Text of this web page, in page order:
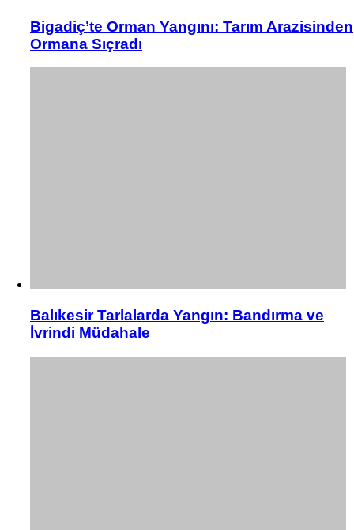
Bigadiç’te Orman Yangını: Tarım Arazisinden
Ormana Sıçradı
Balıkesir Tarlalarda Yangın: Bandırma ve
İvrindi Müdahale